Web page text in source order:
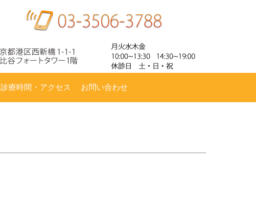
診療時間・アクセス お問い合わせ